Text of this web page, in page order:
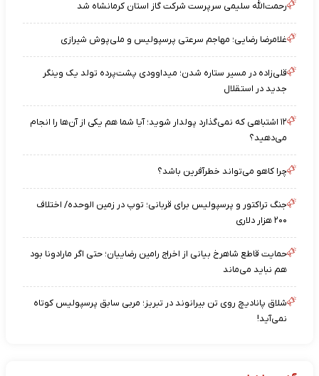
رحمت‌الله سلیمی سرپرست شرکت گاز استان کرمانشاه شد
غلامرضا رضایی؛ مهاجم سرعتی پرسپولیس و ملی‌پوش شیرازی
قلی‌زاده در مسیر ستاره شدن؛ میداوودی پشت‌پرده تولد یک وینگر
جدید در استقلال
۱۲ اشتباهی که نمی‌گذارد پولدار شوید؛ آیا شما هم یکی از آن‌ها را انجام
می‌دهید؟
چرا کاهو می‌تواند خطرآفرین باشد؟
جنگ تراکتور و پرسپولیس برای قربانی؛ توپ در زمین الوحده/ اختلاف
۲۰۰ هزار دلاری
حمایت قاطع شاهرخ بیانی از اخراج رامین رضاییان؛ حتی اگر مارادونا بود
هم نباید می‌ماند
شلاق پانادیچ روی تن بیرانوند در تبریز؛ مربی سابق پرسپولیس کوتاه
نمی‌آید!